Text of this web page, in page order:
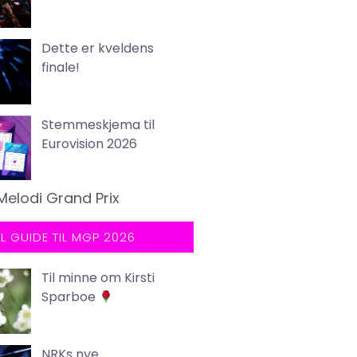
Dette er kveldens
finale!
Stemmeskjema til
Eurovision 2026
Grand Prix
GUIDE TIL MGP 2026
Til minne om Kirsti
Sparboe